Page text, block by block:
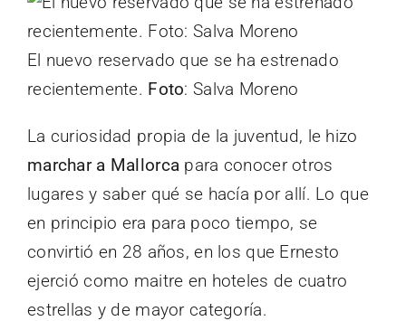
El nuevo reservado que se ha estrenado
recientemente. Foto: Salva Moreno
La curiosidad propia de la juventud, le hizo
marchar a Mallorca para conocer otros
lugares y saber qué se hacía por allí. Lo que
en principio era para poco tiempo, se
convirtió en 28 años, en los que Ernesto
ejerció como maitre en hoteles de cuatro
estrellas y de mayor categoría.